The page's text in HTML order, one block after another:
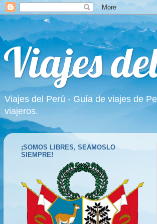
Viajes
Viajes del Perú - Guía de viajes de
viajeros.
¡SOMOS LIBRES, SEAMOSLO
SIEMPRE!